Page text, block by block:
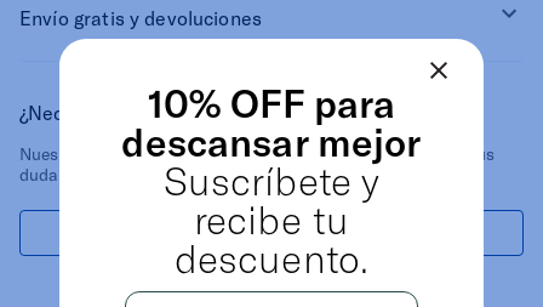
Envío gratis y devoluciones
¿Necesitas ayuda?
Nuestros especialistas están disponibles para responder tus
dudas.
10% OFF para
descansar mejor
Suscríbete y
recibe tu
descuento.